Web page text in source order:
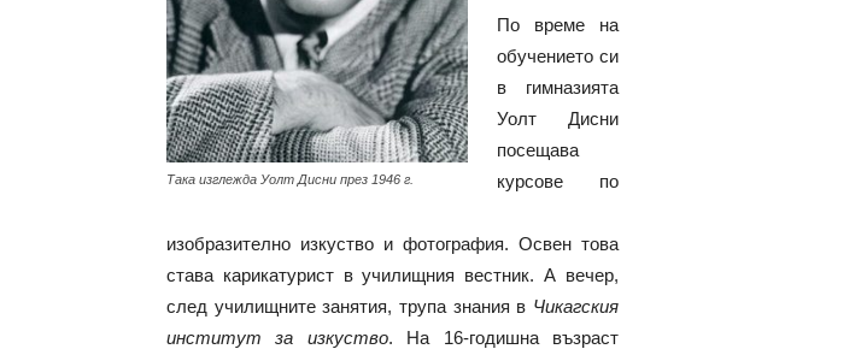
Така изглежда Уолт Дисни през 1946 г.
По време на
обучението си
в гимназията
Уолт Дисни
посещава
курсове по
изобразително изкуство и фотография. Освен това
става карикатурист в училищния вестник. А вечер,
след училищните занятия, трупа знания в Чикагския
институт за изкуство. На 16-годишна възраст